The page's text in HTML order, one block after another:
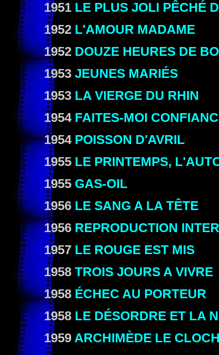
1951 LE PLUS JOLI PÊCHÉ
1952 L'AMOUR MADAME
1952 DOUZE HEURES DE
1953 JEUNES MARIÉS
1953 LA VIERGE DU RHIN
1954 FAITES-MOI
1954 POISSON D'AVRIL
1955 LE PRINTEMPS,
1955 GAS-OIL
1956 LE SANG A LA TÊTE
1956 REPRODUCTION
1957 LE ROUGE EST MIS
1958 TROIS JOURS A VIVRE
1958 ÉCHEC AU PORTEUR
1958 LE DÉSORDRE ET LA
1959 ARCHIMÈDE LE